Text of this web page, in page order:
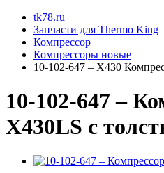
tk78.ru
Запчасти для Thermo King
Компрессор
Компрессоры новые
10-102-647 – X430
10-102-647 –
X430LS с